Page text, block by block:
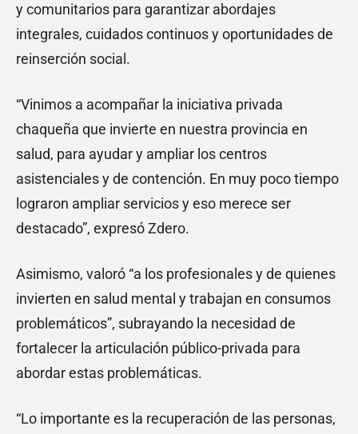
y comunitarios para garantizar abordajes
integrales, cuidados continuos y oportunidades de
reinserción social.
“Vinimos a acompañar la iniciativa privada
chaqueña que invierte en nuestra provincia en
salud, para ayudar y ampliar los centros
asistenciales y de contención. En muy poco tiempo
lograron ampliar servicios y eso merece ser
destacado”, expresó Zdero.
Asimismo, valoró “a los profesionales y de quienes
invierten en salud mental y trabajan en consumos
problemáticos”, subrayando la necesidad de
fortalecer la articulación público-privada para
abordar estas problemáticas.
“Lo importante es la recuperación de las personas,